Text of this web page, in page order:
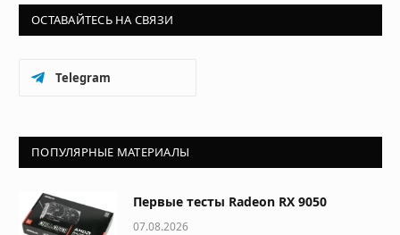
ОСТАВАЙТЕСЬ НА СВЯЗИ
Telegram
ПОПУЛЯРНЫЕ МАТЕРИАЛЫ
Первые тесты Radeon RX 9050
07.08.2026